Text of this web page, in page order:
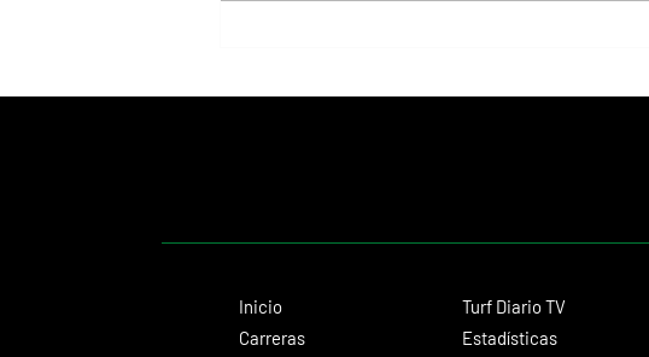
Inicio
Carreras
Turf Diario TV
Estadísticas